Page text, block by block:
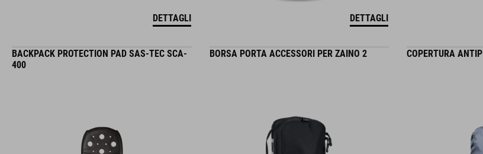
DETTAGLI DETTAGLI
BACKPACK PROTECTION PAD SAS-TEC SCA-
400
BORSA PORTA ACCESSORI PER ZAINO 2 COPERTURA